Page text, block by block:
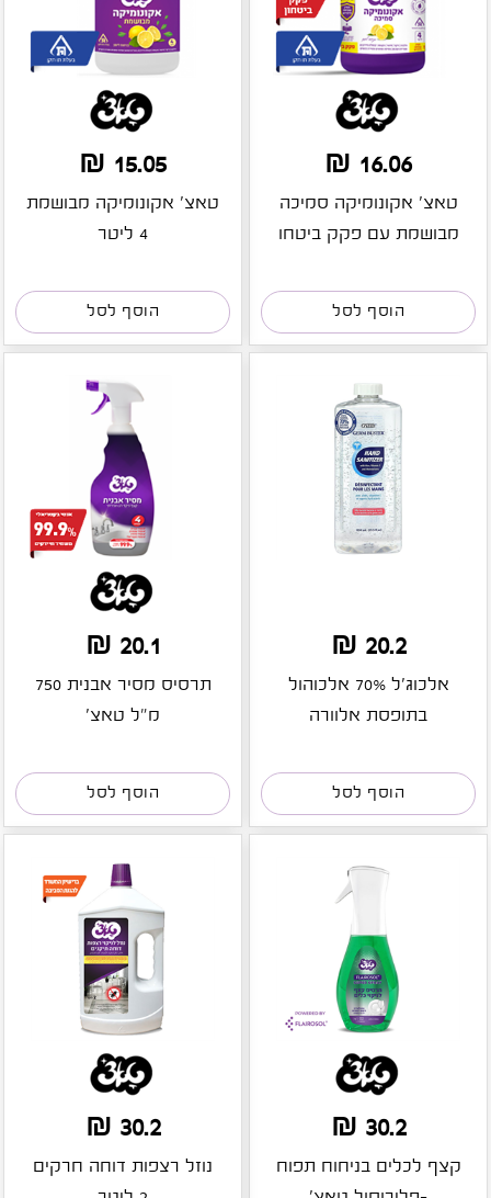
16.06 ₪
טאצ' אקונומיקה סמיכה
מבושמת עם פקק ביטחו
הוסף לסל
15.05 ₪
טאצ' אקונומיקה מבושמת
4 ליטר
הוסף לסל
20.2 ₪
אלכוג'ל 70% אלכוהול
בתופסת אלוורה
הוסף לסל
20.1 ₪
תרסיס מסיר אבנית 750
מ"ל טאצ'
הוסף לסל
30.2 ₪
קצף לכלים בניחוח תפוח
30.2 ₪
נוזל רצפות דוחה חרקים